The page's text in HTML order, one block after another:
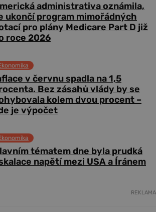
administrativa oznámila,
ukončí program mimořádných
pro plány Medicare Part D již
roce 2026
v červnu spadla na 1,5
Bez zásahů vlády by se
kolem dvou procent –
je výpočet
tématem dne byla prudká
napětí mezi USA a Íránem
REKLAMA